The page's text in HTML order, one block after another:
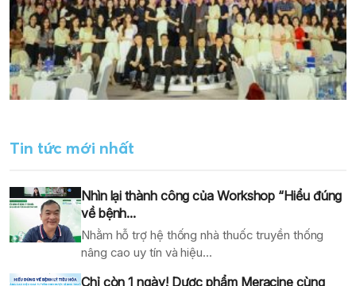
Tin tức mới nhất
Nhìn lại thành công của Workshop “Hiểu đúng
về bệnh...
Nhằm hỗ trợ hệ thống nhà thuốc truyền thống
nâng cao uy tín và hiệu...
Chỉ còn 1 ngày! Dược phẩm Meracine cùng